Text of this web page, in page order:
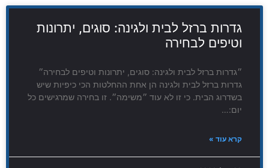
גדרות ברזל לבית ולגינה: סוגים, יתרונות
וטיפים לבחירה
״גדרות ברזל לבית ולגינה: סוגים, יתרונות וטיפים לבחירה״
גדרות ברזל לבית ולגינה הן אחת ההחלטות הכי כיפיות שיש
בשדרוג הבית. כי זו לא עוד ״משימה״. זו בחירה שמרגישים כל
יום:…
קרא עוד »